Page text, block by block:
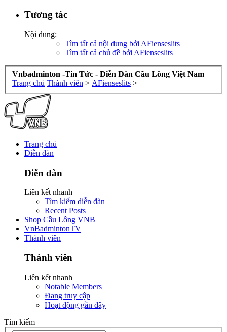
Tương tác
Nội dung:
Tìm tất cả nội dung bởi AFienseslits
Tìm tất cả chủ đề bởi AFienseslits
Vnbadminton -Tin Tức - Diễn Đàn Cầu Lông Việt Nam
Trang chủ Thành viên > AFienseslits >
Trang chủ
Diễn đàn
Diễn đàn
Liên kết nhanh
Tìm kiếm diễn đàn
Recent Posts
Shop Cầu Lông VNB
VnBadmintonTV
Thành viên
Thành viên
Liên kết nhanh
Notable Members
Đang truy cập
Hoạt động gần đây
Tìm kiếm